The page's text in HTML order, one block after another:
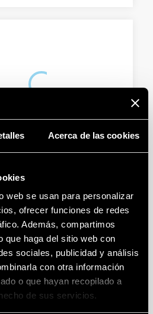
Acerca de las cookies
web se usan para personalizar
ofrecer funciones de redes
Además, compartimos
que haga del sitio web con
sociales, publicidad y análisis
con otra información
o que hayan recopilado a
de sus servicios.